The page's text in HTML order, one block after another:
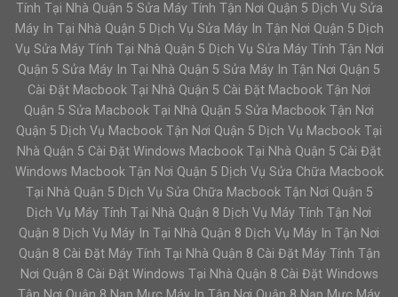
Tính Tại Nhà Quận 5 Sửa Máy Tính Tận Nơi Quận 5 Dịch Vụ Sửa
Máy In Tại Nhà Quận 5 Dịch Vụ Sửa Máy In Tận Nơi Quận 5 Dịch
Vụ Sửa Máy Tính Tại Nhà Quận 5 Dịch Vụ Sửa Máy Tính Tận Nơi
Quận 5 Sửa Máy In Tại Nhà Quận 5 Sửa Máy In Tận Nơi Quận 5
Cài Đặt Macbook Tại Nhà Quận 5 Cài Đặt Macbook Tận Nơi
Quận 5 Sửa Macbook Tại Nhà Quận 5 Sửa Macbook Tận Nơi
Quận 5 Dịch Vụ Macbook Tận Nơi Quận 5 Dịch Vụ Macbook Tại
Nhà Quận 5 Cài Đặt Windows Macbook Tại Nhà Quận 5 Cài Đặt
Windows Macbook Tận Nơi Quận 5 Dịch Vụ Sửa Chữa Macbook
Tại Nhà Quận 5 Dịch Vụ Sửa Chữa Macbook Tận Nơi Quận 5
Dịch Vụ Máy Tính Tại Nhà Quận 8 Dịch Vụ Máy Tính Tận Nơi
Quận 8 Dịch Vụ Máy In Tại Nhà Quận 8 Dịch Vụ Máy In Tận Nơi
Quận 8 Cài Đặt Máy Tính Tại Nhà Quận 8 Cài Đặt Máy Tính Tận
Nơi Quận 8 Cài Đặt Windows Tại Nhà Quận 8 Cài Đặt Windows